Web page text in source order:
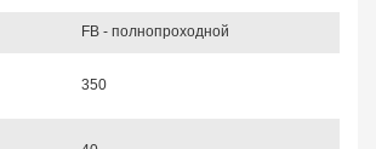
FB - полнопроходной
350